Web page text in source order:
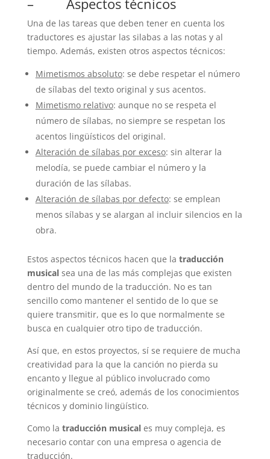
– Aspectos técnicos
Una de las tareas que deben tener en cuenta los
traductores es ajustar las silabas a las notas y al
tiempo. Además, existen otros aspectos técnicos:
Mimetismos absoluto: se debe respetar el número
de sílabas del texto original y sus acentos.
Mimetismo relativo: aunque no se respeta el
número de sílabas, no siempre se respetan los
acentos lingüísticos del original.
Alteración de sílabas por exceso: sin alterar la
melodía, se puede cambiar el número y la
duración de las sílabas.
Alteración de sílabas por defecto: se emplean
menos sílabas y se alargan al incluir silencios en la
obra.
Estos aspectos técnicos hacen que la traducción
musicalsea una de las más complejas que existen
dentro del mundo de la traducción. No es tan
sencillo como mantener el sentido de lo que se
quiere transmitir, que es lo que normalmente se
busca en cualquier otro tipo de traducción.
Así que, en estos proyectos, sí se requiere de mucha
creatividad para la que la canción no pierda su
encanto y llegue al público involucrado como
originalmente se creó, además de los conocimientos
técnicos y dominio lingüístico.
Como la traducción musicales muy compleja, es
necesario contar con una empresa o agencia de
traducción.